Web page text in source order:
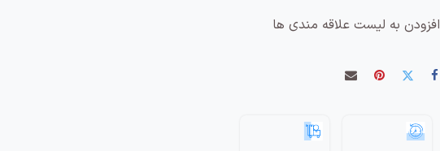
افزودن به لیست علاقه مندی ها